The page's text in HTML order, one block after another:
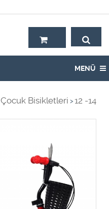
MENÜ
Çocuk Bisikletleri > 12 -14